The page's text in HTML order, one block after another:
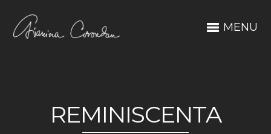
MENU
REMINISCENTA